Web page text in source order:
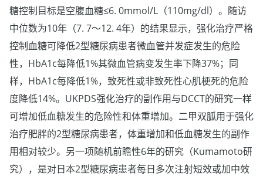
糖控制目标是空腹血糖≤6. 0mmol/L（110mg/dl）。随访
中位数为10年（7. 7～12. 4年）的结果显示，强化治疗严格
控制血糖可降低2型糖尿病患者微血管并发症发生的危险
性，HbA1c每降低1%其微血管病变发生率下降37%；同
样，HbA1c每降低1%，致死性或非致死性心肌梗死的危险
度降低14%。UKPDS强化治疗的副作用与DCCT的研究一样
可增加低血糖发生的危险性和体重增加。二甲双胍用于强化
治疗肥胖的2型糖尿病患者，体重增加和低血糖发生的副作
用相对较少。另一项随机前瞻性6年的研究（Kumamoto研
究），是对日本2型糖尿病患者每日多次注射短效或加中效